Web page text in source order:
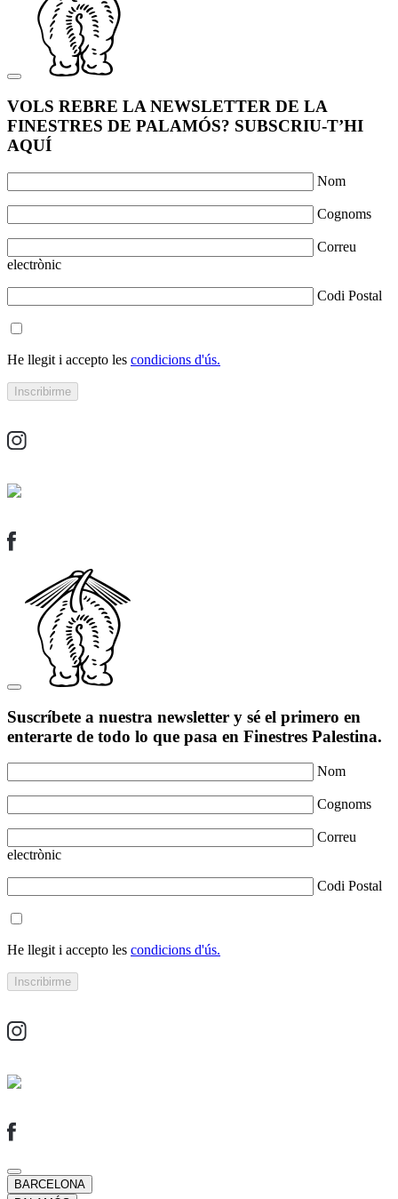
VOLS REBRE LA NEWSLETTER DE LA
FINESTRES DE PALAMÓS? SUBSCRIU-T’HI
AQUÍ
Nom
Cognoms
Correu
electrònic
Codi Postal
He llegit i accepto les condicions d'ús.
Suscríbete a nuestra newsletter y sé el primero en
enterarte de todo lo que pasa en Finestres Palestina.
Nom
Cognoms
Correu
electrònic
Codi Postal
He llegit i accepto les condicions d'ús.
BARCELONA